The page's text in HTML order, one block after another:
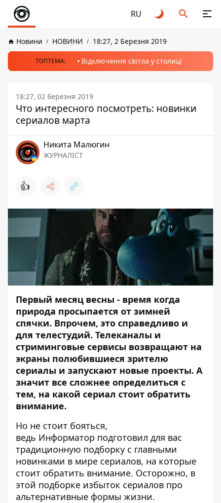
RU
Новини НОВИНИ 18:27, 2 Березня 2019
ТОПТЕМА: Відключення світла у столиці
18:27, 02 березня 2019
Что интересного посмотреть: новинки
сериалов марта
Никита Малюгин
ЖУРНАЛІСТ
👍
Первый месяц весны - время когда
природа просыпается от зимней
спячки. Впрочем, это справедливо и
для телестудий. Телеканалы и
стриминговые сервисы возвращают на
экраны полюбившиеся зрителю
сериалы и запускают новые проекты. А
значит все сложнее определиться с
тем, на какой сериал стоит обратить
внимание.
Но не стоит бояться,
ведь Информатор подготовил для вас
традиционную подборку с главными
новинками в мире сериалов, на которые
стоит обратить внимание. Осторожно, в
этой подборке избыток сериалов про
альтернативные формы жизни.